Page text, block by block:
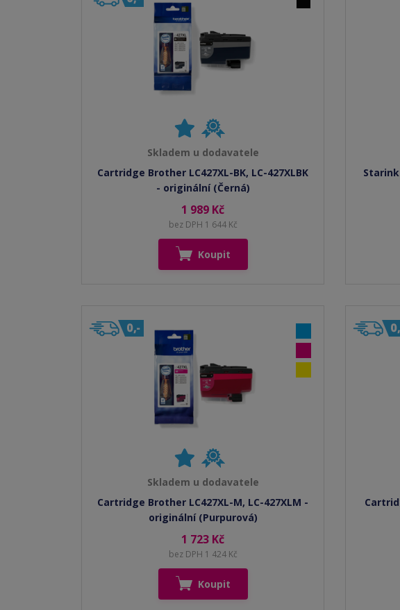
Skladem u dodavatele
Cartridge Brother LC427XL-BK, LC-427XLBK
- originální (Černá)
1 989 Kč
bez DPH 1 644 Kč
Koupit
Starink
Skladem u dodavatele
Cartridge Brother LC427XL-M, LC-427XLM -
originální (Purpurová)
1 723 Kč
bez DPH 1 424 Kč
Koupit